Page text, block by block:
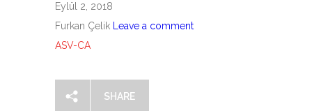
Eylül 2, 2018
Furkan Çelik
Leave a comment
ASV-CA
SHARE